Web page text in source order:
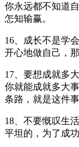
你永远都不知道
怎知输赢。
16、成长不是学
开心地做自己，
17、要想成就多
你就能成就多大
条路，就是这件
18、不要慨叹生
平坦的，为了成